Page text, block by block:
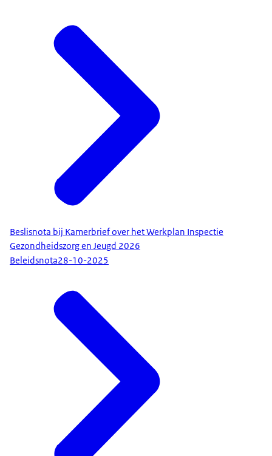
Beslisnota bij Kamerbrief over het Werkplan Inspectie
Gezondheidszorg en Jeugd 2026
Beleidsnota28-10-2025